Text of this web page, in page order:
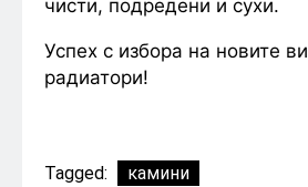
чисти, подредени и сухи.
Успех с избора на новите ви
радиатори!
Tagged:
камини